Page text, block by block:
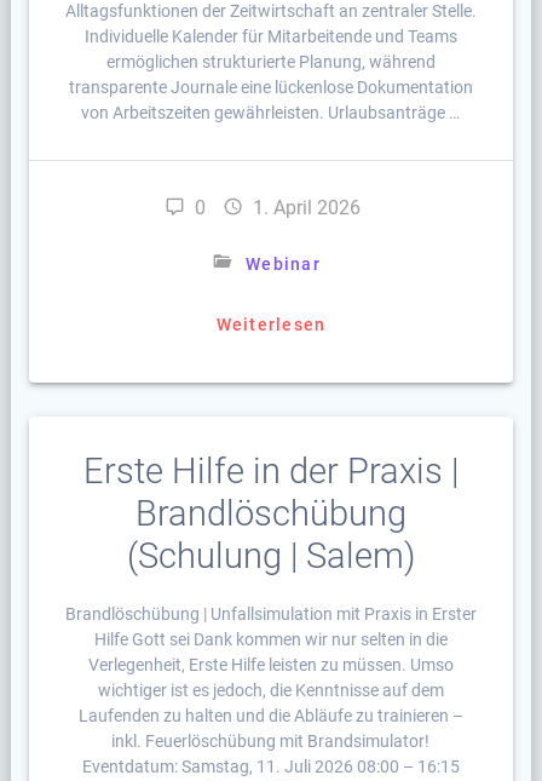
Alltagsfunktionen der Zeitwirtschaft an zentraler Stelle.
Individuelle Kalender für Mitarbeitende und Teams
ermöglichen strukturierte Planung, während
transparente Journale eine lückenlose Dokumentation
von Arbeitszeiten gewährleisten. Urlaubsanträge …
0 1. April 2026
Webinar
Weiterlesen
Erste Hilfe in der Praxis |
Brandlöschübung
(Schulung | Salem)
Brandlöschübung | Unfallsimulation mit Praxis in Erster
Hilfe Gott sei Dank kommen wir nur selten in die
Verlegenheit, Erste Hilfe leisten zu müssen. Umso
wichtiger ist es jedoch, die Kenntnisse auf dem
Laufenden zu halten und die Abläufe zu trainieren –
inkl. Feuerlöschübung mit Brandsimulator!
Eventdatum: Samstag, 11. Juli 2026 08:00 – 16:15